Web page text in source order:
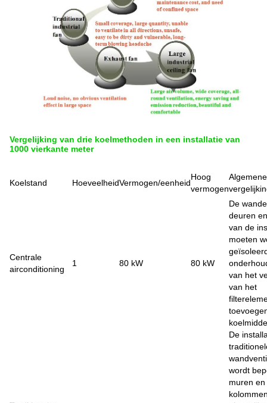
Vergelijking van drie koelmethoden in een installatie van
1000 vierkante meter
Koelstand HoeveelheidVermogen/eenheid
Hoog
vermogen
Algemene
Centrale
airconditioning
1 80 kW 80 kW
De
deuren
van de
moeten
van het
van het
De
wordt
muren en